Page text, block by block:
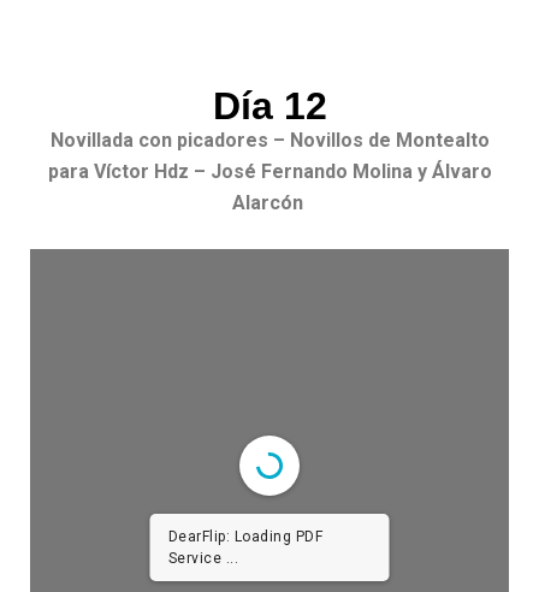
Día 12
Novillada con picadores – Novillos de Montealto
para Víctor Hdz – José Fernando Molina y Álvaro
Alarcón
DearFlip: Loading PDF
Service ...